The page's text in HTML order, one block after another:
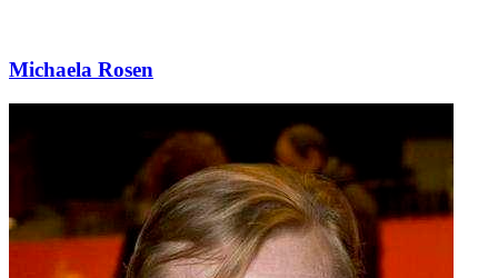
Michaela Rosen